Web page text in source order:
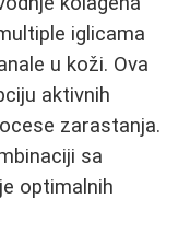
iglicama
u koži. Ova
aktivnih
zarastanja.
sa
optimalnih